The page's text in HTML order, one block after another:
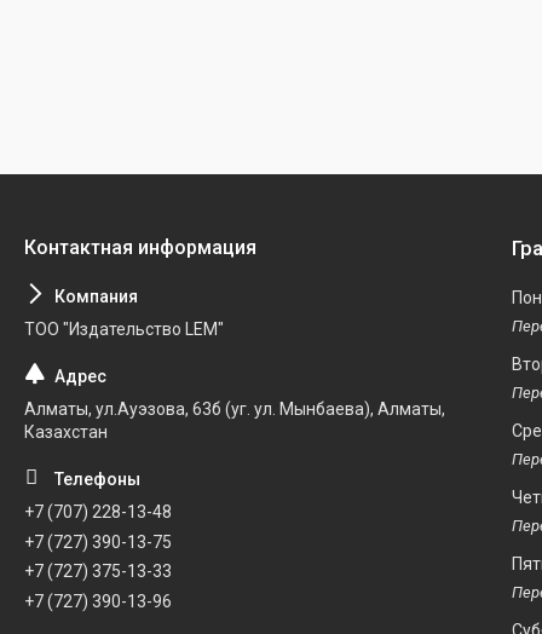
ТОО "Издательство LEM"
Алматы, ул.Ауэзова, 63б (уг. ул. Мынбаева), Алматы,
Казахстан
+7 (707) 228-13-48
+7 (727) 390-13-75
+7 (727) 375-13-33
+7 (727) 390-13-96